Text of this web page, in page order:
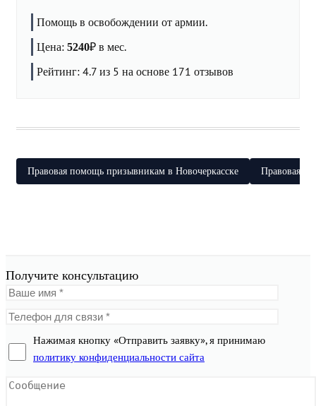
Помощь в освобождении от армии.
Цена: 5240₽ в мес.
Рейтинг: 4.7 из 5 на основе 171 отзывов
Правовая помощь призывникам в Новочеркасске Правовая
Получите консультацию
Нажимая кнопку «Отправить заявку», я принимаю
политику конфиденциальности сайта